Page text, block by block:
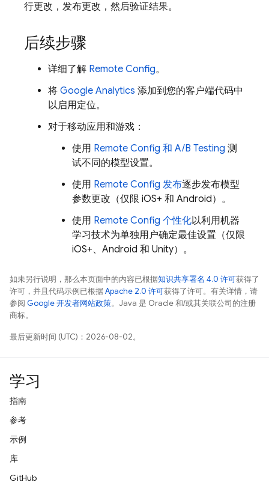
行更改，发布更改，然后验证结果。
后续步骤
详细了解 Remote Config。
将 Google Analytics 添加到您的客户端代码中
以启用定位。
对于移动应用和游戏：
使用 Remote Config 和 A/B Testing 测
试不同的模型设置。
使用 Remote Config 发布逐步发布模型
参数更改（仅限 iOS+ 和 Android）。
使用 Remote Config 个性化以利用机器
学习技术为单独用户确定最佳设置（仅限
iOS+、Android 和 Unity）。
如未另行说明，那么本页面中的内容已根据知识共享署名 4.0 许可获得了
许可，并且代码示例已根据Apache 2.0 许可获得了许可。有关详情，请
参阅 Google 开发者网站政策。Java 是 Oracle 和/或其关联公司的注册
商标。
最后更新时间 (UTC)：2026-08-02。
学习
指南
参考
示例
库
GitHub